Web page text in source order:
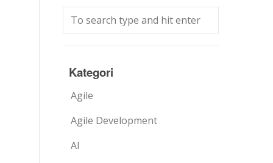
Kategori
Agile
Agile Development
AI